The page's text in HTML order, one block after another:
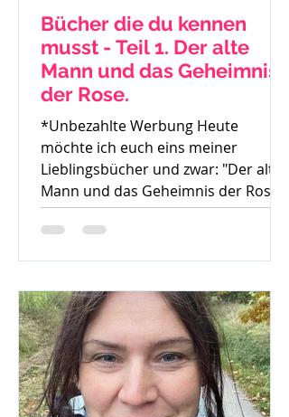
Bücher die du kennen
musst - Teil 1. Der alte
Mann und das Geheimnis
der Rose.
*Unbezahlte Werbung Heute
möchte ich euch eins meiner
Lieblingsbücher und zwar: "Der alte
Mann und das Geheimnis der Rose"
von Mark...